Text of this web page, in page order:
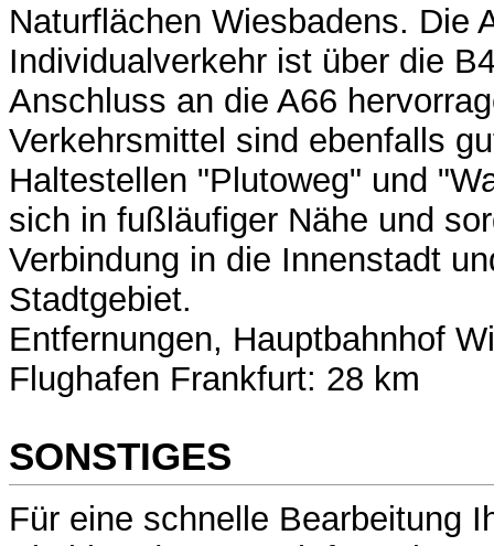
Naturflächen Wiesbadens. Die
Individualverkehr ist über die
Anschluss an die A66
Verkehrsmittel sind ebenfalls
Haltestellen "Plutoweg" und
sich in fußläufiger Nähe und
Verbindung in die Innenstadt
Stadtgebiet.
Entfernungen, Hauptbahnhof
Flughafen Frankfurt: 28 km
SONSTIGES
Für eine schnelle Bearbeitung